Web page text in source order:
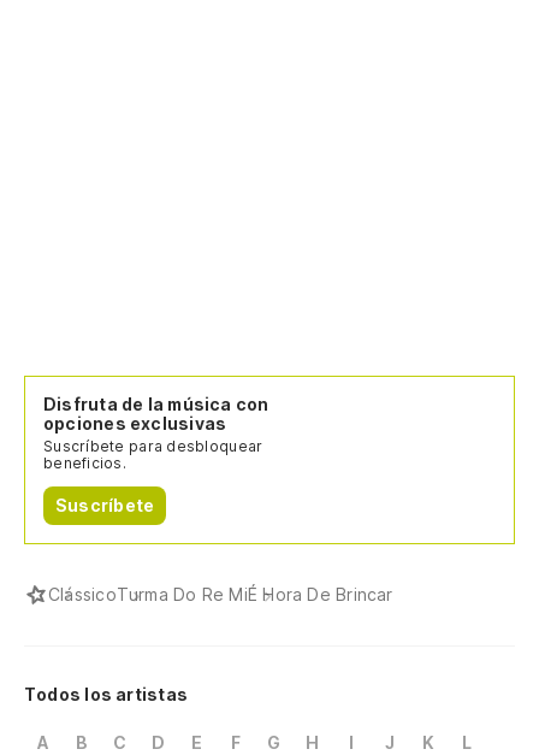
Disfruta de la música con
opciones exclusivas
Suscríbete para desbloquear
beneficios.
Suscríbete
ClássicoTurma Do Re MiÉ Hora De Brincar
Todos los artistas
A B C D E F G H I J K
L